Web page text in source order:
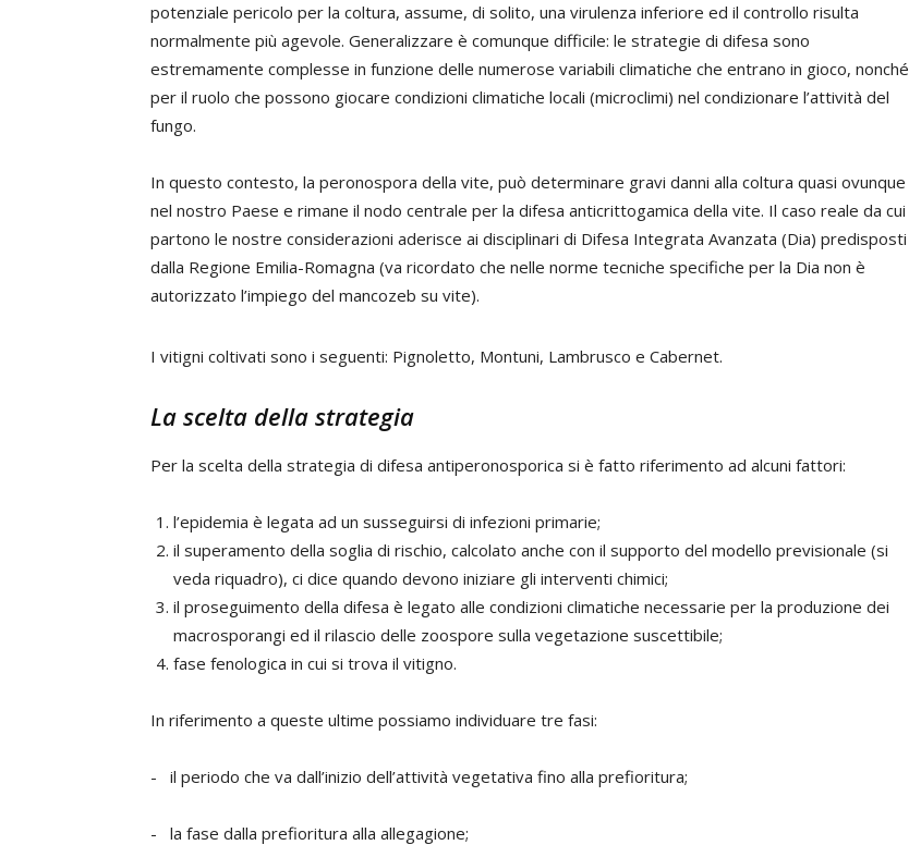
potenziale pericolo per la coltura, assume, di solito, una virulenza inferiore ed il controllo risulta
normalmente più agevole. Generalizzare è comunque difficile: le strategie di difesa sono
estremamente complesse in funzione delle numerose variabili climatiche che entrano in gioco, nonché
per il ruolo che possono giocare condizioni climatiche locali (microclimi) nel condizionare l’attività del
fungo.
In questo contesto, la peronospora della vite, può determinare gravi danni alla coltura quasi ovunque
nel nostro Paese e rimane il nodo centrale per la difesa anticrittogamica della vite. Il caso reale da cui
partono le nostre considerazioni aderisce ai disciplinari di Difesa Integrata Avanzata (Dia) predisposti
dalla Regione Emilia-Romagna (va ricordato che nelle norme tecniche specifiche per la Dia non è
autorizzato l’impiego del mancozeb su vite).
I vitigni coltivati sono i seguenti: Pignoletto, Montuni, Lambrusco e Cabernet.
La scelta della strategia
Per la scelta della strategia di difesa antiperonosporica si è fatto riferimento ad alcuni fattori:
l’epidemia è legata ad un susseguirsi di infezioni primarie;
il superamento della soglia di rischio, calcolato anche con il supporto del modello previsionale (si
veda riquadro), ci dice quando devono iniziare gli interventi chimici;
il proseguimento della difesa è legato alle condizioni climatiche necessarie per la produzione dei
macrosporangi ed il rilascio delle zoospore sulla vegetazione suscettibile;
fase fenologica in cui si trova il vitigno.
In riferimento a queste ultime possiamo individuare tre fasi:
- il periodo che va dall’inizio dell’attività vegetativa fino alla prefioritura;
- la fase dalla prefioritura alla allegagione;